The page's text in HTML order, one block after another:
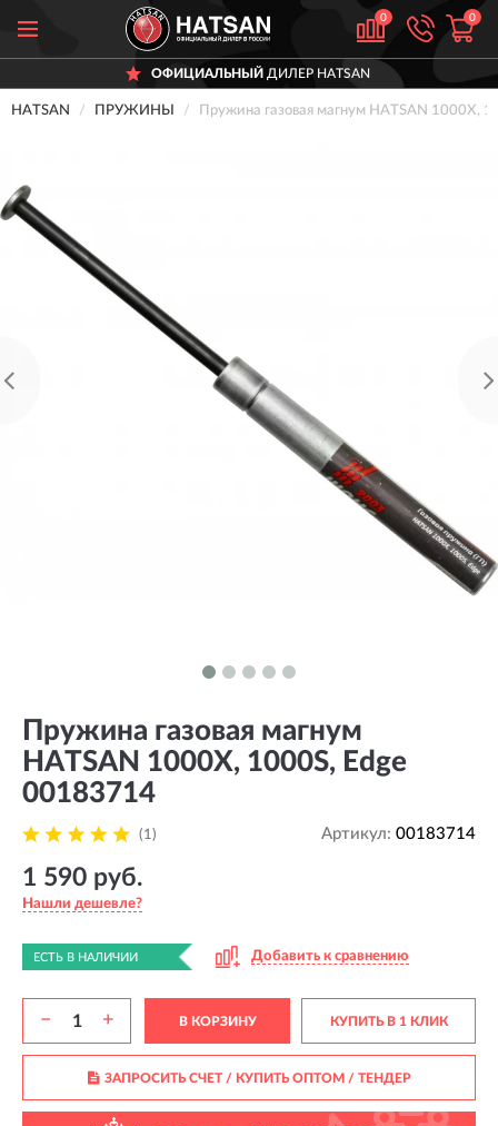
0 0
ОФИЦИАЛЬНЫЙ ДИЛЕР HATSAN
HATSAN ПРУЖИНЫ Пружина газовая магнум HATSAN 1000X,
Пружина газовая магнум
HATSAN 1000X, 1000S, Edge
00183714
(1) Артикул: 00183714
1 590 руб.
Нашли дешевле?
ЕСТЬ В НАЛИЧИИ Добавить к сравнению
− + В КОРЗИНУ КУПИТЬ В 1 КЛИК
ЗАПРОСИТЬ СЧЕТ / КУПИТЬ ОПТОМ/ ТЕНДЕР